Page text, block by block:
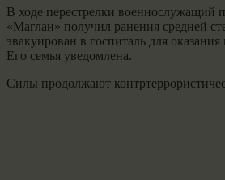
В ходе перестрелки военнослужащий
«Маглан» получил ранения средней
эвакуирован в госпиталь для
Его семья уведомлена.
Силы продолжают